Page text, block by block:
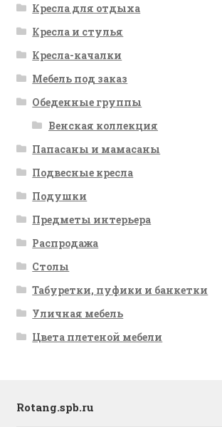
Кресла для отдыха
Кресла и стулья
Кресла-качалки
Мебель под заказ
Обеденные группы
Венская коллекция
Папасаны и мамасаны
Подвесные кресла
Подушки
Предметы интерьера
Распродажа
Столы
Табуретки, пуфики и банкетки
Уличная мебель
Цвета плетеной мебели
Rotang.spb.ru